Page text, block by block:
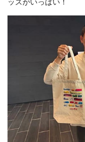
ッズがいっぱい！